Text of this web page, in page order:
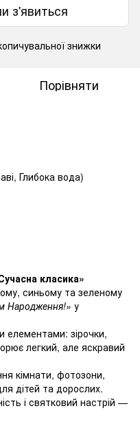
з'явиться
знижки
Порівняти
Глибока вода)
класика»
синьому та зеленому
Народження!» у
елементами: зірочки,
легкий, але яскравий
кімнати, фотозони,
дітей та дорослих.
і святковий настрій —